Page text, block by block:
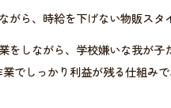
がら、時給を下げない物販スタ
をしながら、学校嫌いな我が
業でしっかり利益が残る仕組み